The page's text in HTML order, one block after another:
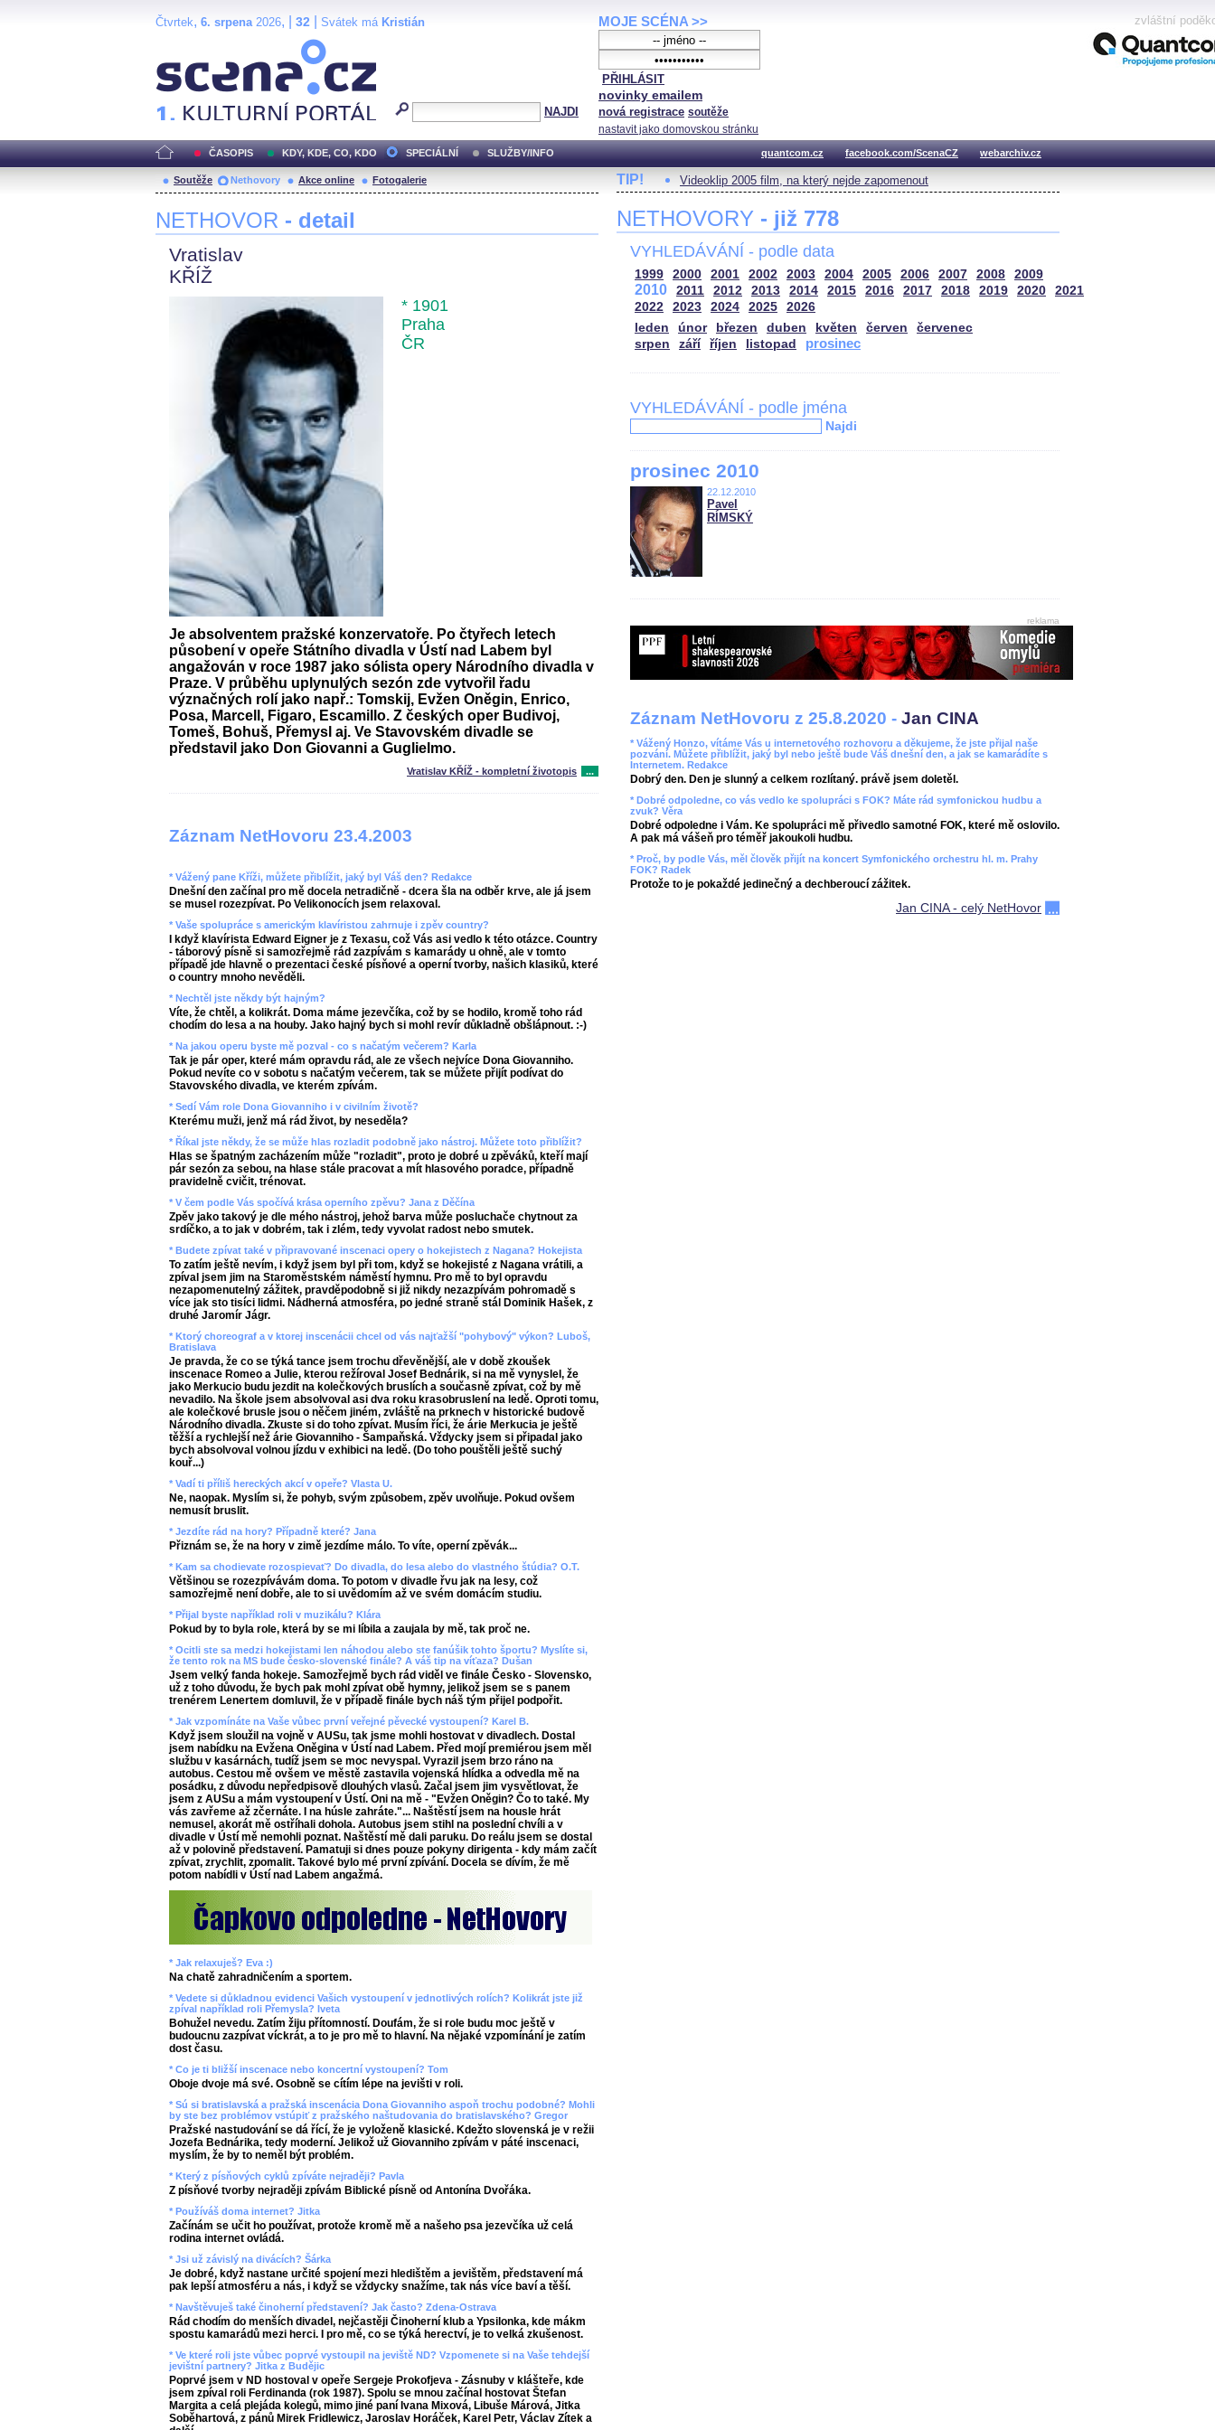
Čtvrtek, 6. srpena2026, | 32 Svátek má Kristián
NAJDI
MOJE SCÉNA >>
PŘIHLÁSIT
novinky emailem
nová registrace soutěže
nastavit jako domovskou stránku
zvláštní
ČASOPIS KDY, KDE, CO, KDO SPECIÁLNÍ SLUŽBY/INFO quantcom.cz facebook.com/ScenaCZ webarchiv.cz
Soutěže Nethovory Akce online Fotogalerie
NETHOVOR - detail
Vratislav
KŘÍŽ
* 1901
Praha
ČR
Je absolventem pražské konzervatoře. Po čtyřech letech
působení v opeře Státního divadla v Ústí nad Labem byl
angažován v roce 1987 jako sólista opery Národního divadla v
Praze. V průběhu uplynulých sezón zde vytvořil řadu
význačných rolí jako např.: Tomskij, Evžen Oněgin, Enrico,
Posa, Marcell, Figaro, Escamillo. Z českých oper Budivoj,
Tomeš, Bohuš, Přemysl aj. Ve Stavovském divadle se
představil jako Don Giovanni a Guglielmo.
Vratislav KŘÍŽ - kompletní životopis ...
Záznam NetHovoru 23.4.2003
* Vážený pane Kříži, můžete přiblížit, jaký byl Váš den? Redakce
Dnešní den začínal pro mě docela netradičně - dcera šla na odběr krve, ale já jsem
se musel rozezpívat. Po Velikonocích jsem relaxoval.
* Vaše spolupráce s americkým klavíristou zahrnuje i zpěv country?
I když klavírista Edward Eigner je z Texasu, což Vás asi vedlo k této otázce. Country
- táborový písně si samozřejmě rád zazpívám s kamarády u ohně, ale v tomto
případě jde hlavně o prezentaci české písňové a operní tvorby, našich klasiků, které
o country mnoho nevěděli.
* Nechtěl jste někdy být hajným?
Víte, že chtěl, a kolikrát. Doma máme jezevčíka, což by se hodilo, kromě toho rád
chodím do lesa a na houby. Jako hajný bych si mohl revír důkladně obšlápnout. :-)
* Na jakou operu byste mě pozval - co s načatým večerem? Karla
Tak je pár oper, které mám opravdu rád, ale ze všech nejvíce Dona Giovanniho.
Pokud nevíte co v sobotu s načatým večerem, tak se můžete přijít podívat do
Stavovského divadla, ve kterém zpívám.
* Sedí Vám role Dona Giovanniho i v civilním životě?
Kterému muži, jenž má rád život, by neseděla?
* Říkal jste někdy, že se může hlas rozladit podobně jako nástroj. Můžete toto přiblížit?
Hlas se špatným zacházením může "rozladit", proto je dobré u zpěváků, kteří mají
pár sezón za sebou, na hlase stále pracovat a mít hlasového poradce, případně
pravidelně cvičit, trénovat.
* V čem podle Vás spočívá krása operního zpěvu? Jana z Děčína
Zpěv jako takový je dle mého nástroj, jehož barva může posluchače chytnout za
srdíčko, a to jak v dobrém, tak i zlém, tedy vyvolat radost nebo smutek.
* Budete zpívat také v připravované inscenaci opery o hokejistech z Nagana? Hokejista
To zatím ještě nevím, i když jsem byl při tom, když se hokejisté z Nagana vrátili, a
zpíval jsem jim na Staroměstském náměstí hymnu. Pro mě to byl opravdu
nezapomenutelný zážitek, pravděpodobně si již nikdy nezazpívám pohromadě s
více jak sto tisíci lidmi. Nádherná atmosféra, po jedné straně stál Dominik Hašek, z
druhé Jaromír Jágr.
* Ktorý choreograf a v ktorej inscenácii chcel od vás najťažší "pohybový" výkon? Luboš,
Bratislava
Je pravda, že co se týká tance jsem trochu dřevěnější, ale v době zkoušek
inscenace Romeo a Julie, kterou režíroval Josef Bednárik, si na mě vynyslel, že
jako Merkucio budu jezdit na kolečkových bruslích a současně zpívat, což by mě
nevadilo. Na škole jsem absolvoval asi dva roku krasobruslení na ledě. Oproti tomu,
ale kolečkové brusle jsou o něčem jiném, zvláště na prknech v historické budově
Národního divadla. Zkuste si do toho zpívat. Musím říci, že árie Merkucia je ještě
těžší a rychlejší než árie Giovanniho - Šampaňská. Vždycky jsem si připadal jako
bych absolvoval volnou jízdu v exhibici na ledě. (Do toho pouštěli ještě suchý
kouř...)
* Vadí ti příliš hereckých akcí v opeře? Vlasta U.
Ne, naopak. Myslím si, že pohyb, svým způsobem, zpěv uvolňuje. Pokud ovšem
nemusít bruslit.
* Jezdíte rád na hory? Případně které? Jana
Přiznám se, že na hory v zimě jezdíme málo. To víte, operní zpěvák...
* Kam sa chodievate rozospievať? Do divadla, do lesa alebo do vlastného štúdia? O.T.
Většinou se rozezpívávám doma. To potom v divadle řvu jak na lesy, což
samozřejmě není dobře, ale to si uvědomím až ve svém domácím studiu.
* Přijal byste například roli v muzikálu? Klára
Pokud by to byla role, která by se mi líbila a zaujala by mě, tak proč ne.
* Ocitli ste sa medzi hokejistami len náhodou alebo ste fanúšik tohto športu? Myslíte si,
že tento rok na MS bude česko-slovenské finále? A váš tip na víťaza? Dušan
Jsem velký fanda hokeje. Samozřejmě bych rád viděl ve finále Česko - Slovensko,
už z toho důvodu, že bych pak mohl zpívat obě hymny, jelikož jsem se s panem
trenérem Lenertem domluvil, že v případě finále bych náš tým přijel podpořit.
* Jak vzpomínáte na Vaše vůbec první veřejné pěvecké vystoupení? Karel B.
Když jsem sloužil na vojně v AUSu, tak jsme mohli hostovat v divadlech. Dostal
jsem nabídku na Evžena Oněgina v Ústí nad Labem. Před mojí premiérou jsem měl
službu v kasárnách, tudíž jsem se moc nevyspal. Vyrazil jsem brzo ráno na
autobus. Cestou mě ovšem ve městě zastavila vojenská hlídka a odvedla mě na
posádku, z důvodu nepředpisově dlouhých vlasů. Začal jsem jim vysvětlovat, že
jsem z AUSu a mám vystoupení v Ústí. Oni na mě - "Evžen Oněgin? Čo to také. My
vás zavřeme až zčernáte. I na húsle zahráte."... Naštěstí jsem na housle hrát
nemusel, akorát mě ostříhali dohola. Autobus jsem stihl na poslední chvíli a v
divadle v Ústí mě nemohli poznat. Naštěstí mě dali paruku. Do reálu jsem se dostal
až v polovině představení. Pamatuji si dnes pouze pokyny dirigenta - kdy mám začít
zpívat, zrychlit, zpomalit. Takové bylo mé první zpívání. Docela se dívím, že mě
potom nabídli v Ústí nad Labem angažmá.
* Jak relaxuješ? Eva :)
Na chatě zahradničením a sportem.
* Vedete si důkladnou evidenci Vašich vystoupení v jednotlivých rolích? Kolikrát jste již
zpíval například roli Přemysla? Iveta
Bohužel nevedu. Zatím žiju přítomností. Doufám, že si role budu moc ještě v
budoucnu zazpívat víckrát, a to je pro mě to hlavní. Na nějaké vzpomínání je zatím
dost času.
* Co je ti bližší inscenace nebo koncertní vystoupení? Tom
Oboje dvoje má své. Osobně se cítím lépe na jevišti v roli.
* Sú si bratislavská a pražská inscenácia Dona Giovanniho aspoň trochu podobné? Mohli
by ste bez problémov vstúpiť z pražského naštudovania do bratislavského? Gregor
Pražské nastudování se dá řící, že je vyloženě klasické. Kdežto slovenská je v režii
Jozefa Bednárika, tedy moderní. Jelikož už Giovanniho zpívám v páté inscenaci,
myslím, že by to neměl být problém.
* Který z písňových cyklů zpíváte nejraději? Pavla
Z písňové tvorby nejraději zpívám Biblické písně od Antonína Dvořáka.
* Používáš doma internet? Jitka
Začínám se učit ho používat, protože kromě mě a našeho psa jezevčíka už celá
rodina internet ovládá.
* Jsi už závislý na divácích? Šárka
Je dobré, když nastane určité spojení mezi hledištěm a jevištěm, představení má
pak lepší atmosféru a nás, i když se vždycky snažíme, tak nás více baví a těší.
* Navštěvuješ také činoherní představení? Jak často? Zdena-Ostrava
Rád chodím do menších divadel, nejčastěji Činoherní klub a Ypsilonka, kde mákm
spostu kamarádů mezi herci. I pro mě, co se týká herectví, je to velká zkušenost.
* Ve které roli jste vůbec poprvé vystoupil na jeviště ND? Vzpomenete si na Vaše tehdejší
jevištní partnery? Jitka z Budějic
Poprvé jsem v ND hostoval v opeře Sergeje Prokofjeva - Zásnuby v klášteře, kde
jsem zpíval roli Ferdinanda (rok 1987). Spolu se mnou začínal hostovat Štefan
Margita a celá plejáda kolegů, mimo jiné paní Ivana Mixová, Libuše Márová, Jitka
Soběhartová, z pánů Mirek Fridlewicz, Jaroslav Horáček, Karel Petr, Václav Zítek a
TIP! Videoklip 2005 film, na který nejde zapomenout
NETHOVORY - již 778
VYHLEDÁVÁNÍ - podle data
1999 2000 2001 2002 2003 2004 2005 2006 2007 2008 2009
2010 2011 2012 2013 2014 2015 2016 2017 2018 2019 2020
2021
2022
2023 2024 2025
2026
leden
únor březen duben květen červen
červenec
srpen
září říjen listopad prosinec
VYHLEDÁVÁNÍ - podle jména
Najdi
prosinec 2010
22.12.2010
Pavel
RÍMSKÝ
reklama
Záznam NetHovoru z 25.8.2020 - Jan CINA
* Vážený Honzo, vítáme Vás u internetového rozhovoru a děkujeme, že jste přijal naše
pozvání. Můžete přiblížit, jaký byl nebo ještě bude Váš dnešní den, a jak se kamarádíte s
Internetem. Redakce
Dobrý den. Den je slunný a celkem rozlítaný. právě jsem doletěl.
* Dobré odpoledne, co vás vedlo ke spolupráci s FOK? Máte rád symfonickou hudbu a
zvuk? Věra
Dobré odpoledne i Vám. Ke spolupráci mě přivedlo samotné FOK, které mě oslovilo.
A pak má vášeň pro téměř jakoukoli hudbu.
* Proč, by podle Vás, měl člověk přijít na koncert Symfonického orchestru hl. m. Prahy
FOK? Radek
Protože to je pokaždé jedinečný a dechberoucí zážitek.
Jan CINA - celý NetHovor